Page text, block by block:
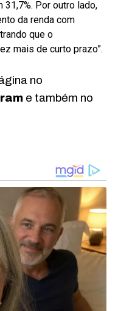
31,7%. Por outro lado,
da renda com
que o
mais de curto prazo”.
no
e também no